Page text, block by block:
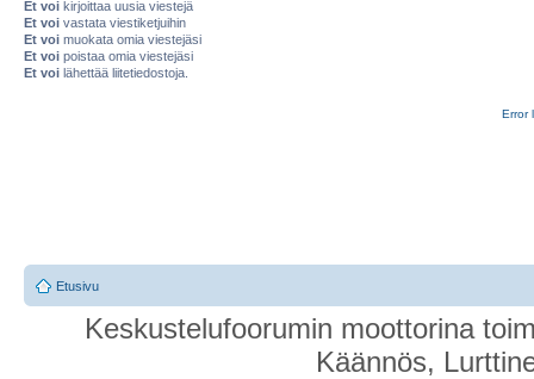
Et voi kirjoittaa uusia viestejä
Et voi vastata viestiketjuihin
Et voi muokata omia viestejäsi
Et voi poistaa omia viestejäsi
Et voi lähettää liitetiedostoja.
Error
Etusivu
Keskustelufoorumin moottorina
Käännös,